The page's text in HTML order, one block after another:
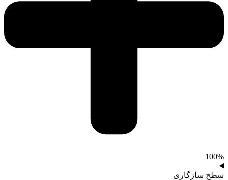
100%
سطح سازگاری